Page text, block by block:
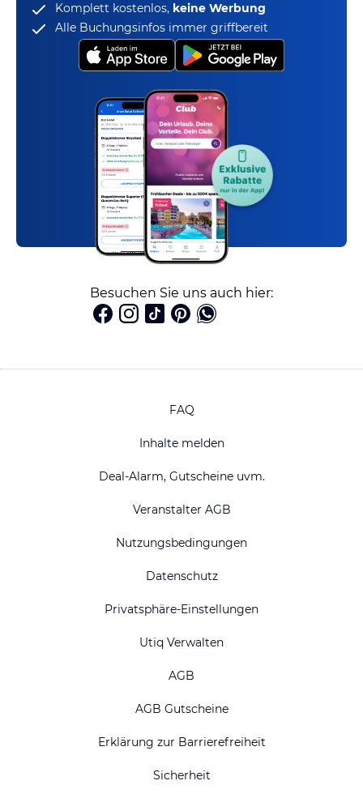
Komplett kostenlos, keine Werbung
Alle Buchungsinfos immer griffbereit
Besuchen Sie uns auch hier:
FAQ
Inhalte melden
Deal-Alarm, Gutscheine uvm.
Veranstalter AGB
Nutzungsbedingungen
Datenschutz
Privatsphäre-Einstellungen
Utiq Verwalten
AGB
AGB Gutscheine
Erklärung zur Barrierefreiheit
Sicherheit